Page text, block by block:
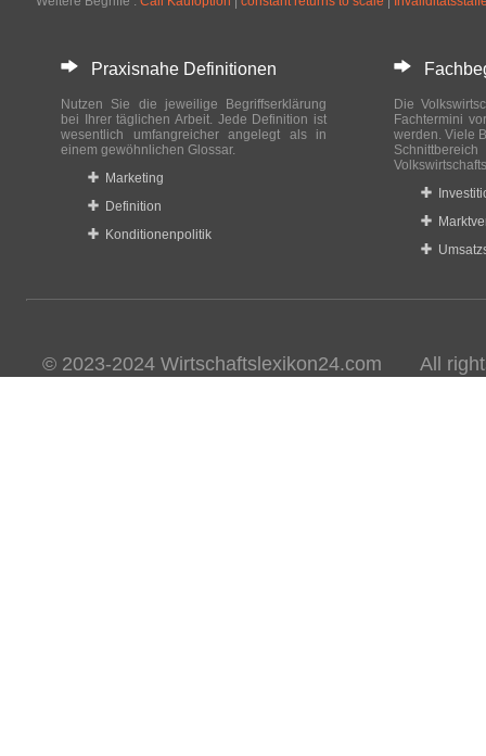
Praxisnahe Definitionen
Nutzen Sie die jeweilige Begriffserklärung
bei Ihrer täglichen Arbeit. Jede Definition ist
wesentlich umfangreicher angelegt als in
einem gewöhnlichen Glossar.
Marketing
Definition
Konditionenpolitik
Die
Fachtermini
werden. Viele
© 2023-2024 Wirtschaftslexikon24.com All